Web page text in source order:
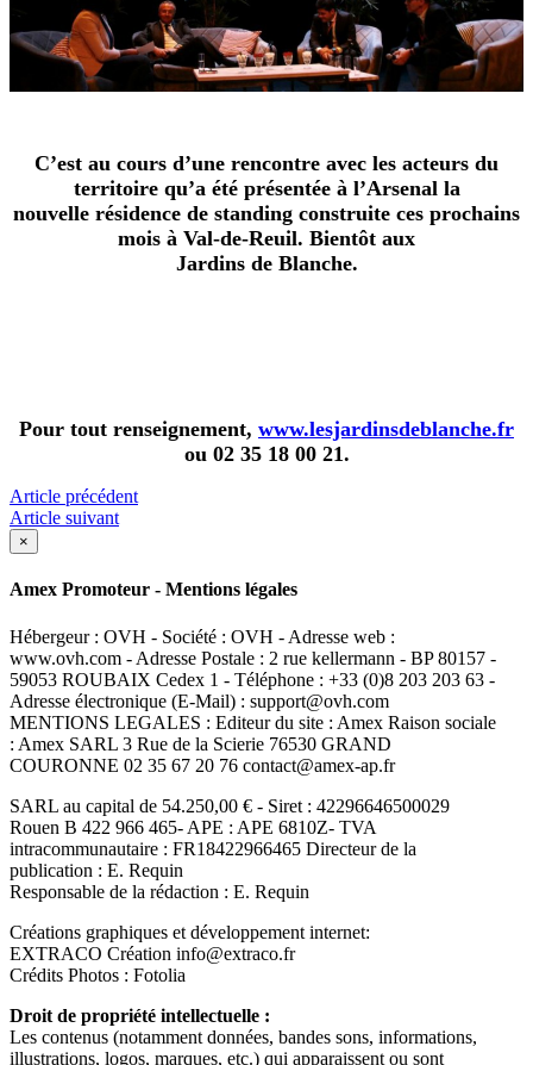
C’est au cours d’une rencontre avec les acteurs du
territoire qu’a été présentée à l’Arsenal la
nouvelle résidence de standing construite ces prochains
mois à Val-de-Reuil. Bientôt aux
Jardins de Blanche.
Pour tout renseignement, www.lesjardinsdeblanche.fr
ou 02 35 18 00 21.
Article précédent
Article suivant
×
Amex Promoteur - Mentions légales
Hébergeur : OVH - Société : OVH - Adresse web :
www.ovh.com - Adresse Postale : 2 rue kellermann - BP 80157 -
59053 ROUBAIX Cedex 1 - Téléphone : +33 (0)8 203 203 63 -
Adresse électronique (E-Mail) : support@ovh.com
MENTIONS LEGALES : Editeur du site : Amex Raison sociale
: Amex SARL 3 Rue de la Scierie 76530 GRAND
COURONNE 02 35 67 20 76 contact@amex-ap.fr
SARL au capital de 54.250,00 € - Siret : 42296646500029
Rouen B 422 966 465- APE : APE 6810Z- TVA
intracommunautaire : FR18422966465 Directeur de la
publication : E. Requin
Responsable de la rédaction : E. Requin
Créations graphiques et développement internet:
EXTRACO Création info@extraco.fr
Crédits Photos : Fotolia
Droit de propriété intellectuelle :
Les contenus (notamment données, bandes sons, informations,
illustrations, logos, marques, etc.) qui apparaissent ou sont